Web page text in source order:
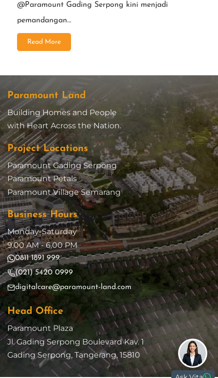
@Paramount Gading Serpong kini menjadi
pemandangan…
Read More
Paramount Land
Building Homes and People
with Heart Across the Nation.
Project Locations
Paramount Gading Serpong
Paramount Petals
Paramount Village Semarang
Business Hours
Monday-Saturday
9.00 AM - 6.00 PM
0811 1891 999
(021) 5420 0999
digitalcare@paramount-land.com
Head Office
Paramount Plaza
Jl. Gading Serpong Boulevard Kav. 1
Gading Serpong, Tangerang, 15810